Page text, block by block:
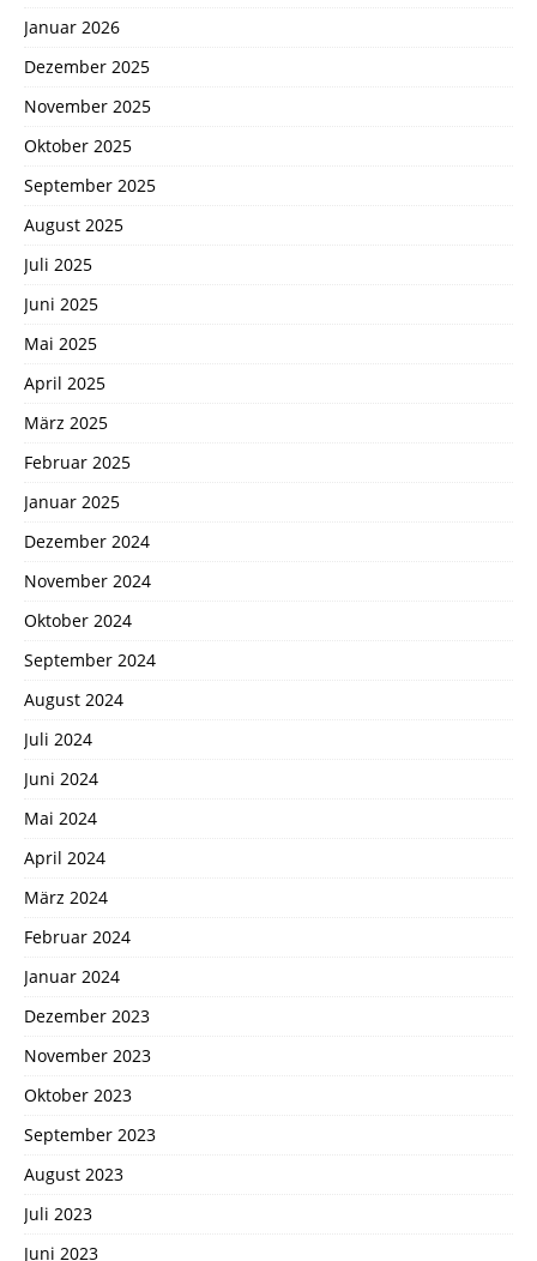
Januar 2026
Dezember 2025
November 2025
Oktober 2025
September 2025
August 2025
Juli 2025
Juni 2025
Mai 2025
April 2025
März 2025
Februar 2025
Januar 2025
Dezember 2024
November 2024
Oktober 2024
September 2024
August 2024
Juli 2024
Juni 2024
Mai 2024
April 2024
März 2024
Februar 2024
Januar 2024
Dezember 2023
November 2023
Oktober 2023
September 2023
August 2023
Juli 2023
Juni 2023